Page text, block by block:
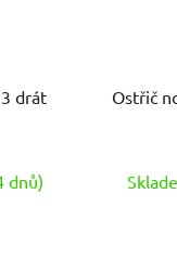
drát
dnů)
Ostřič